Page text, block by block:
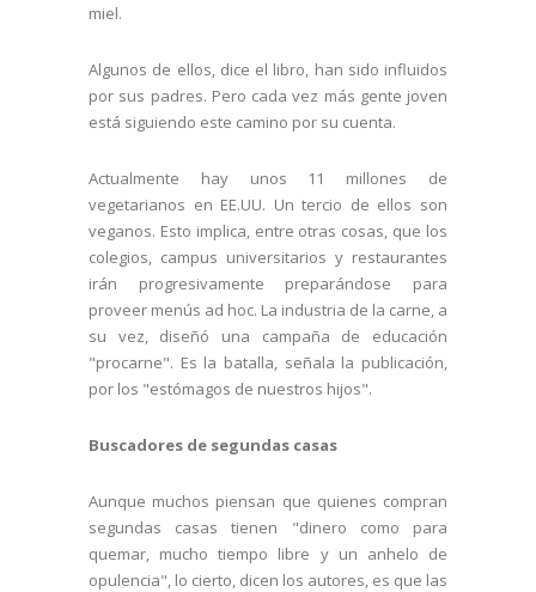
miel.
Algunos de ellos, dice el libro, han sido influidos
por sus padres. Pero cada vez más gente joven
está siguiendo este camino por su cuenta.
Actualmente hay unos 11 millones de
vegetarianos en EE.UU. Un tercio de ellos son
veganos. Esto implica, entre otras cosas, que los
colegios, campus universitarios y restaurantes
irán progresivamente preparándose para
proveer menús ad hoc. La industria de la carne, a
su vez, diseñó una campaña de educación
"procarne". Es la batalla, señala la publicación,
por los "estómagos de nuestros hijos".
Buscadores de segundas casas
Aunque muchos piensan que quienes compran
segundas casas tienen "dinero como para
quemar, mucho tiempo libre y un anhelo de
opulencia", lo cierto, dicen los autores, es que las